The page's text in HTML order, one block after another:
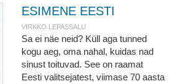
ESIMENE EESTI
VIRKKO LEPASSALU
Sa ei näe neid? Küll aga tunned
kogu aeg, oma nahal, kuidas nad
sinust toituvad. See on raamat
Eesti valitsejatest, viimase 70 aasta